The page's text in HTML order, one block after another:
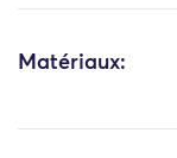
Matériaux: